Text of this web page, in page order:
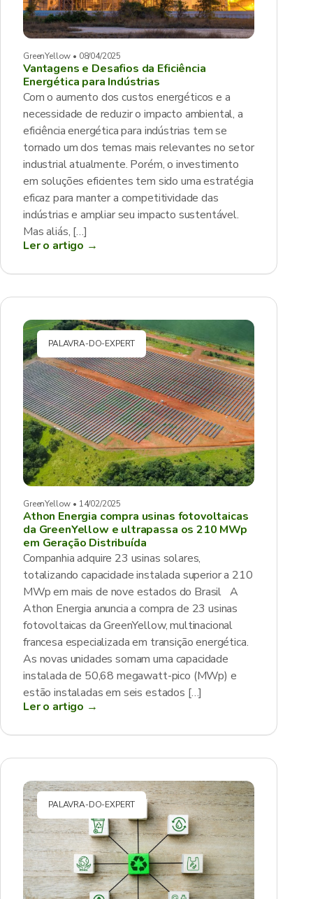
GreenYellow • 08/04/2025
Vantagens e Desafios da Eficiência
Energética para Indústrias
Com o aumento dos custos energéticos e a
necessidade de reduzir o impacto ambiental, a
eficiência energética para indústrias tem se
tornado um dos temas mais relevantes no setor
industrial atualmente. Porém, o investimento
em soluções eficientes tem sido uma estratégia
eficaz para manter a competitividade das
indústrias e ampliar seu impacto sustentável.
Mas aliás, […]
Ler o artigo →
PALAVRA-DO-EXPERT
GreenYellow • 14/02/2025
Athon Energia compra usinas fotovoltaicas
da GreenYellow e ultrapassa os 210 MWp
em Geração Distribuída
Companhia adquire 23 usinas solares,
totalizando capacidade instalada superior a 210
MWp em mais de nove estados do Brasil A
Athon Energia anuncia a compra de 23 usinas
fotovoltaicas da GreenYellow, multinacional
francesa especializada em transição energética.
As novas unidades somam uma capacidade
instalada de 50,68 megawatt-pico (MWp) e
estão instaladas em seis estados […]
Ler o artigo →
PALAVRA-DO-EXPERT